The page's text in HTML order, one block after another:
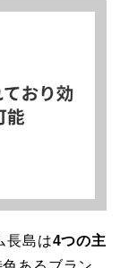
長島は4つの主